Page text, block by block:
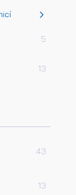
5
13
43
13